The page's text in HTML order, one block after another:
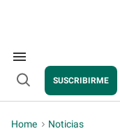
Search
&
Section
Navigation
Open
SUSCRIBIRME
Home > Noticias